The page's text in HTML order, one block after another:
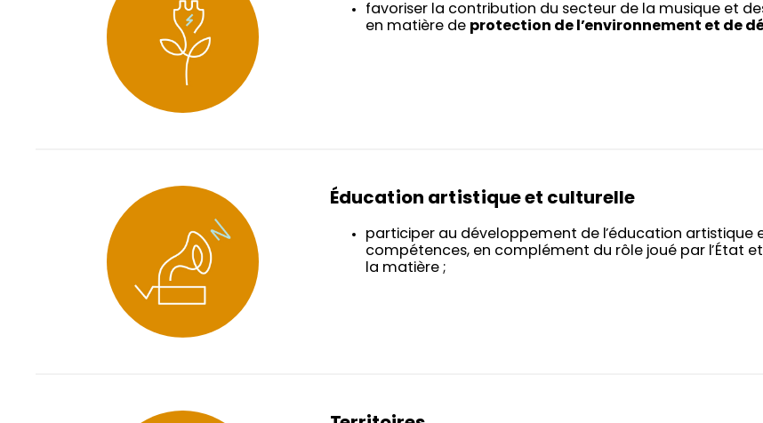
favoriser la contribution du secteur de la musique et
en matière de protection de l’environnement et de
Éducation artistique et culturelle
participer au développement de l’éducation artistique
compétences, en complément du rôle joué par l’État
la matière ;